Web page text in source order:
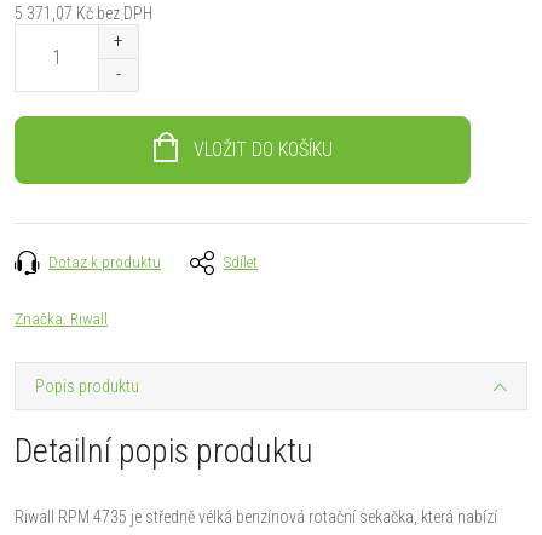
5 371,07 Kč bez DPH
VLOŽIT DO KOŠÍKU
Dotaz k produktu Sdílet
Značka: Riwall
Popis produktu
Detailní popis produktu
Riwall RPM 4735 je středně vélká benzínová rotační sekačka, která nabízí